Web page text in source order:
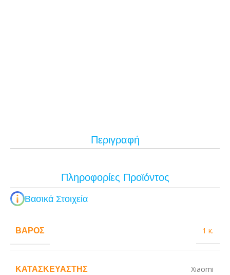
Περιγραφή
Πληροφορίες Προϊόντος
Βασικά Στοιχεία
ΒΆΡΟΣ 1 κ.
ΚΑΤΑΣΚΕΥΑΣΤΉΣ Xiaomi